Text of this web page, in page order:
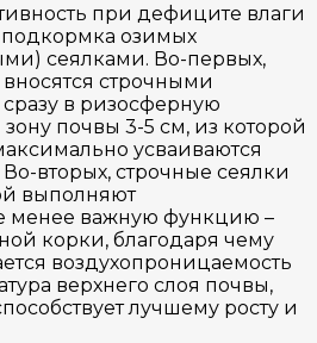
при дефиците влаги
озимых
сеялками. Во-первых,
строчными
в ризосферную
почвы 3-5 см, из которой
усваиваются
вторых, строчные сеялки
выполняют
менее важную функцию –
корки, благодаря чему
воздухопроницаемость
верхнего слоя почвы,
лучшему росту и